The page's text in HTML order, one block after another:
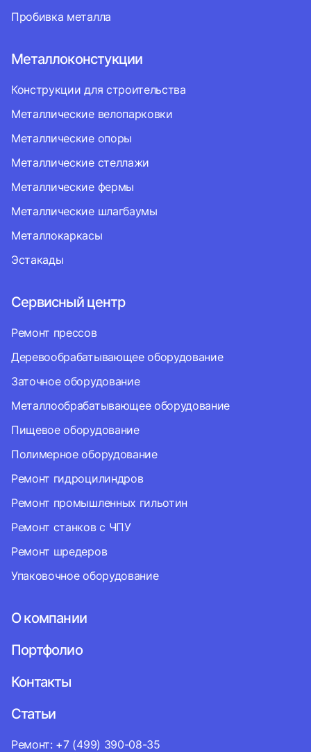
Пробивка металла
Металлоконстукции
Конструкции для строительства
Металлические велопарковки
Металлические опоры
Металлические стеллажи
Металлические фермы
Металлические шлагбаумы
Металлокаркасы
Эстакады
Сервисный центр
Ремонт прессов
Деревообрабатывающее оборудование
Заточное оборудование
Металлообрабатывающее оборудование
Пищевое оборудование
Полимерное оборудование
Ремонт гидроцилиндров
Ремонт промышленных гильотин
Ремонт станков с ЧПУ
Ремонт шредеров
Упаковочное оборудование
О компании
Портфолио
Контакты
Статьи
Ремонт: +7 (499) 390-08-35